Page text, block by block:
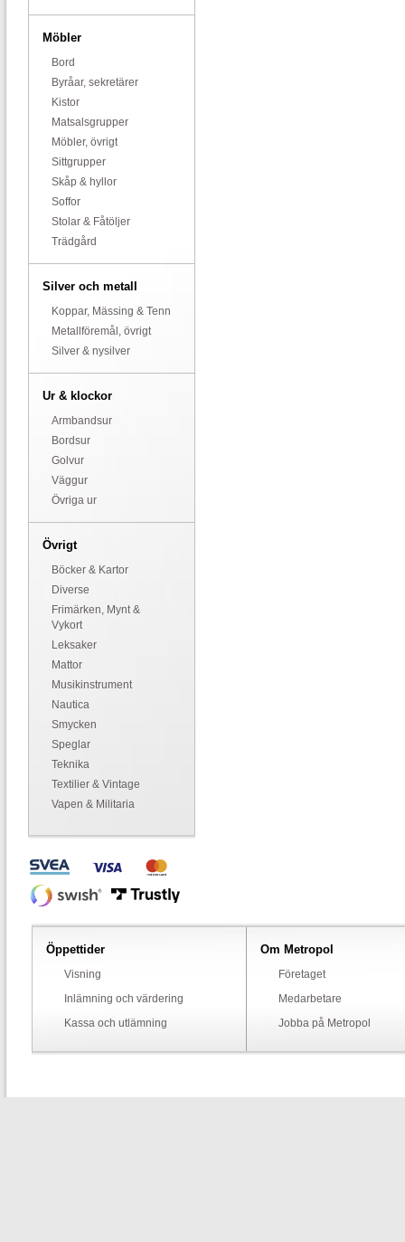
Möbler
Bord
Byråar, sekretärer
Kistor
Matsalsgrupper
Möbler, övrigt
Sittgrupper
Skåp & hyllor
Soffor
Stolar & Fåtöljer
Trädgård
Silver och metall
Koppar, Mässing & Tenn
Metallföremål, övrigt
Silver & nysilver
Ur & klockor
Armbandsur
Bordsur
Golvur
Väggur
Övriga ur
Övrigt
Böcker & Kartor
Diverse
Frimärken, Mynt &
Vykort
Leksaker
Mattor
Musikinstrument
Nautica
Smycken
Speglar
Teknika
Textilier & Vintage
Vapen & Militaria
Öppettider
Visning
Inlämning och värdering
Kassa och utlämning
Om Metropol
Företaget
Medarbetare
Jobba på Metropol